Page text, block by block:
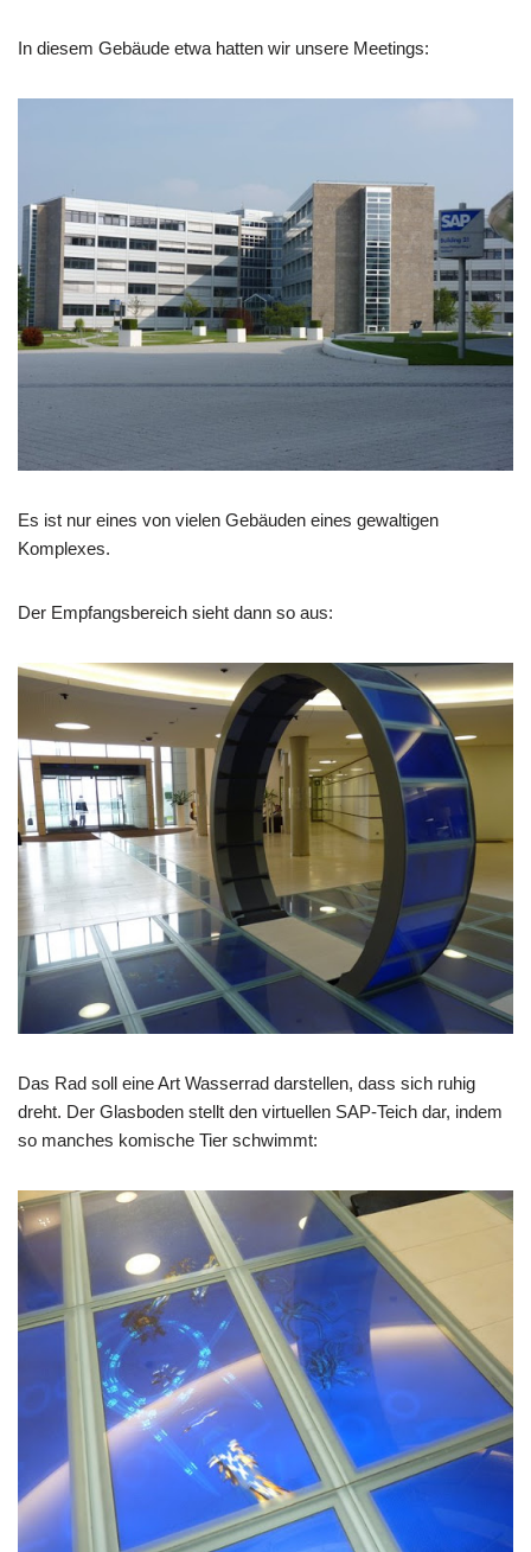
In diesem Gebäude etwa hatten wir unsere Meetings:
Es ist nur eines von vielen Gebäuden eines gewaltigen
Komplexes.
Der Empfangsbereich sieht dann so aus:
Das Rad soll eine Art Wasserrad darstellen, dass sich ruhig
dreht. Der Glasboden stellt den virtuellen SAP-Teich dar, indem
so manches komische Tier schwimmt: